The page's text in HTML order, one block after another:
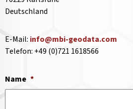
Deutschland
E-Mail: info@mbi-geodata.com
Telefon: +49 (0)721 1618566
Name *